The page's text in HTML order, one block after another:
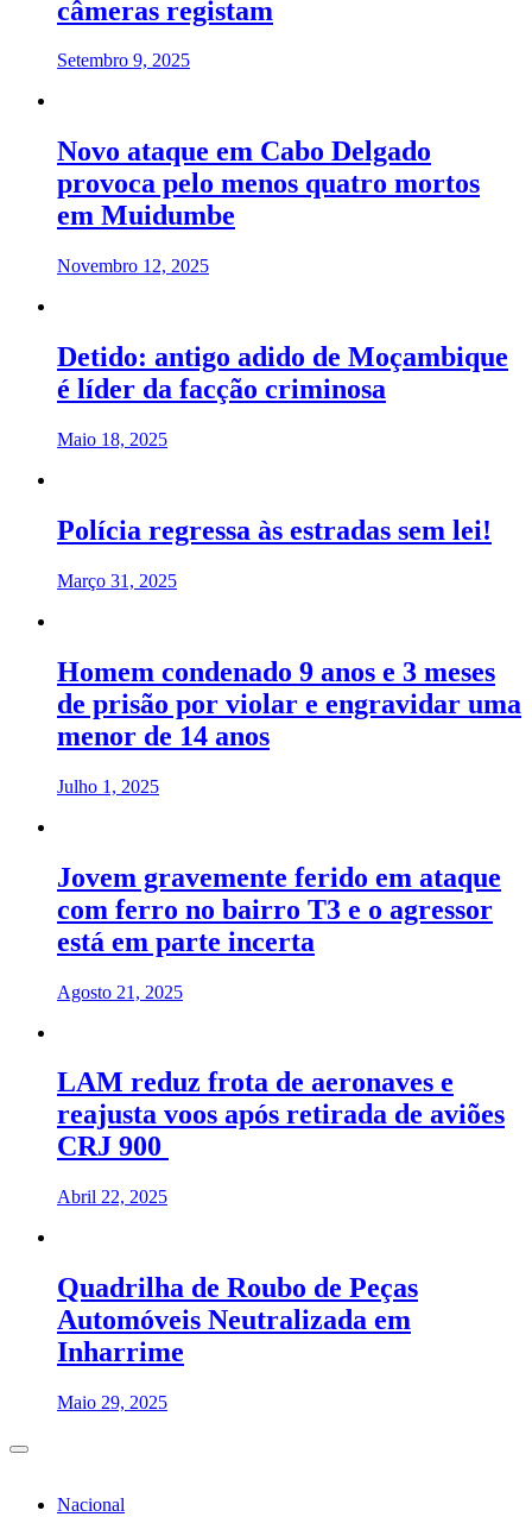
câmeras registam
Setembro 9, 2025
Novo ataque em Cabo Delgado
provoca pelo menos quatro mortos
em Muidumbe
Novembro 12, 2025
Detido: antigo adido de Moçambique
é líder da facção criminosa
Maio 18, 2025
Polícia regressa às estradas sem lei!
Março 31, 2025
Homem condenado 9 anos e 3 meses
de prisão por violar e engravidar uma
menor de 14 anos
Julho 1, 2025
Jovem gravemente ferido em ataque
com ferro no bairro T3 e o agressor
está em parte incerta
Agosto 21, 2025
LAM reduz frota de aeronaves e
reajusta voos após retirada de aviões
CRJ 900
Abril 22, 2025
Quadrilha de Roubo de Peças
Automóveis Neutralizada em
Inharrime
Maio 29, 2025
Nacional